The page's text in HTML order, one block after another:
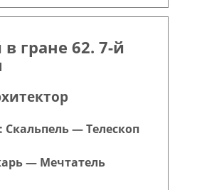
гране 62. 7-й
— Телескоп
— Мечтатель